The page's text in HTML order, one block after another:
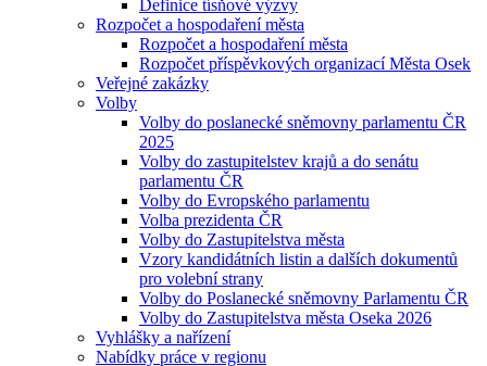
Definice tísňové výzvy
Rozpočet a hospodaření města
Rozpočet a hospodaření města
Rozpočet příspěvkových organizací Města Osek
Veřejné zakázky
Volby
Volby do poslanecké sněmovny parlamentu ČR
2025
Volby do zastupitelstev krajů a do senátu
parlamentu ČR
Volby do Evropského parlamentu
Volba prezidenta ČR
Volby do Zastupitelstva města
Vzory kandidátních listin a dalších dokumentů
pro volební strany
Volby do Poslanecké sněmovny Parlamentu ČR
Volby do Zastupitelstva města Oseka 2026
Vyhlášky a nařízení
Nabídky práce v regionu